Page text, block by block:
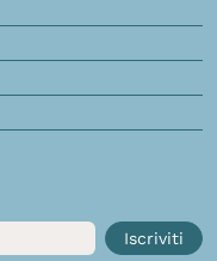
Iscriviti